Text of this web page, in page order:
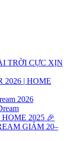
TRỜI CỰC XỊN
2026 | HOME
2026
2025 🎉
GIẢM 20–